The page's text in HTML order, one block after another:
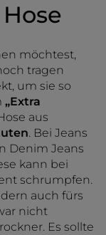
möchtest,
tragen
um sie so
„Extra
aus
. Bei Jeans
Denim Jeans
kann bei
schrumpfen.
auch fürs
nicht
Es sollte